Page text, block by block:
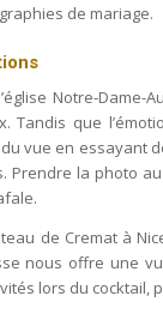
de mariage.
Notre-Dame-
Tandis que
vue en essayant
Prendre la photo
de Cremat à
nous offre une
lors du cocktail,